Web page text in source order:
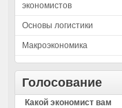
экономистов
Основы логистики
Макроэкономика
Голосование
Какой экономист вам